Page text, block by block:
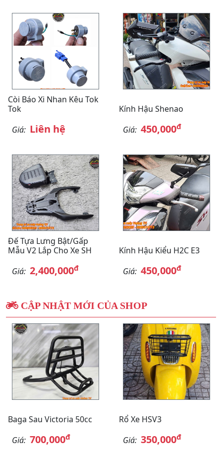
Còi Báo Xi Nhan Kêu Tok
Tok
Giá: Liên hệ
Kính Hậu Shenao
Giá: 450,000đ
Đế Tựa Lưng Bật/gấp
Mẫu V2 Lắp Cho Xe SH
Giá: 2,400,000đ
Kính Hậu Kiểu H2C E3
Giá: 450,000đ
CẬP NHẬT MỚI CỦA SHOP
Baga Sau Victoria 50cc
Giá: 700,000đ
Rổ Xe HSV3
Giá: 350,000đ